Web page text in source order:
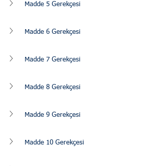
Madde 5 Gerekçesi
Madde 6 Gerekçesi
Madde 7 Gerekçesi
Madde 8 Gerekçesi
Madde 9 Gerekçesi
Madde 10 Gerekçesi